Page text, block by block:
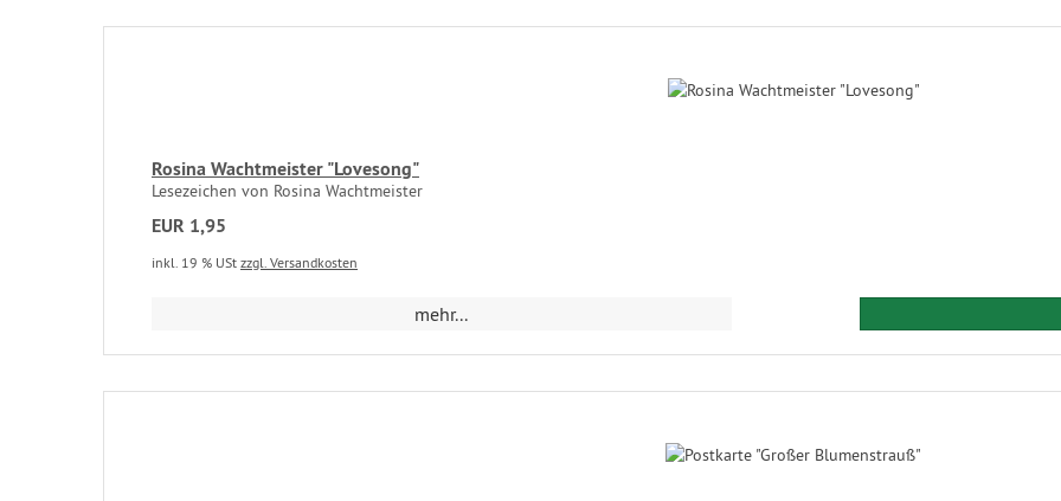
Rosina Wachtmeister "Lovesong"
Lesezeichen von Rosina Wachtmeister
EUR 1,95
inkl. 19 % USt zzgl. Versandkosten
mehr...